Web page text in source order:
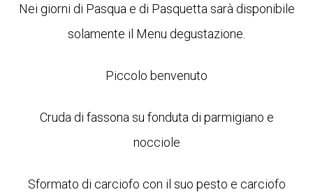
Nei giorni di Pasqua e di Pasquetta sarà disponibile
solamente il Menu degustazione.
Piccolo benvenuto
Cruda di fassona su fonduta di parmigiano e
nocciole
Sformato di carciofo con il suo pesto e carciofo